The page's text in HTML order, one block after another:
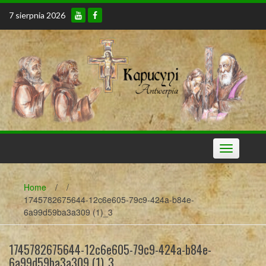
Skip
content
7 sierpnia 2026
Toggle
navigation
Home /
/
1745782675644-12c6e605-79c9-424a-b84e-
6a99d59ba3a309 (1)_3
1745782675644-12c6e605-79c9-424a-b84e-